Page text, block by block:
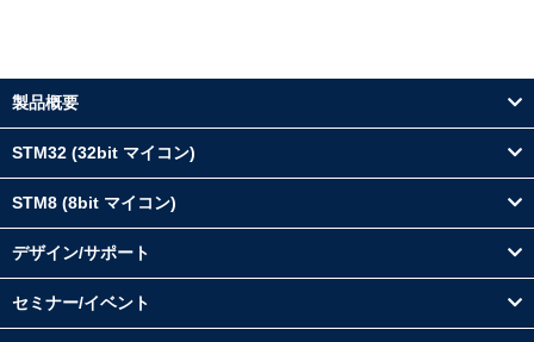
製品概要
STM32 (32bit マイコン)
STM8 (8bit マイコン)
デザイン/サポート
セミナー/イベント